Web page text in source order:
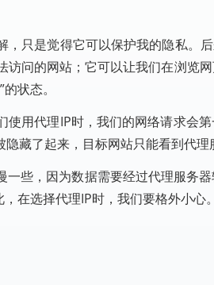
只是觉得它可以保护我的隐私。
问的网站；它可以让我们在浏览
状态。
用代理IP时，我们的网络请求会
藏了起来，目标网站只能看到代理
些，因为数据需要经过代理服务
在选择代理IP时，我们要格外小心。